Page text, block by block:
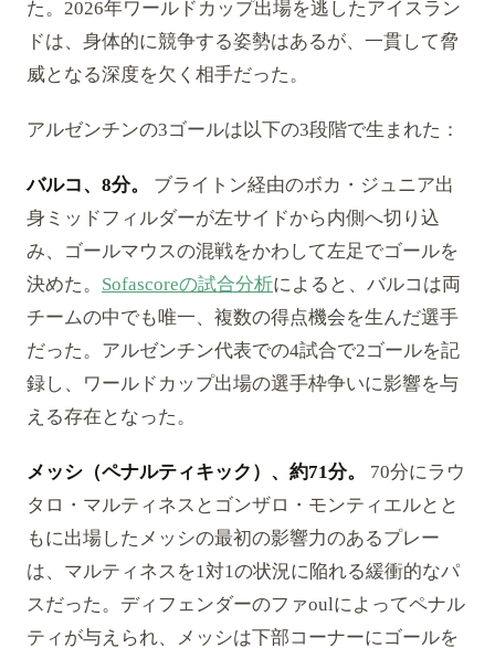
た。2026年ワールドカップ出場を逃したアイスラン
ドは、身体的に競争する姿勢はあるが、一貫して脅
威となる深度を欠く相手だった。
アルゼンチンの3ゴールは以下の3段階で生まれた：
バルコ、8分。
ブライトン経由のボカ・ジュニア出
身ミッドフィルダーが左サイドから内側へ切り込
み、ゴールマウスの混戦をかわして左足でゴールを
決めた。 Sofascoreの試合分析によると、バルコは両
チームの中でも唯一、複数の得点機会を生んだ選手
だった。アルゼンチン代表での4試合で2ゴールを記
録し、ワールドカップ出場の選手枠争いに影響を与
える存在となった。
メッシ（ペナルティキック）、約71分。
70分にラウ
タロ・マルティネスとゴンザロ・モンティエルとと
もに出場したメッシの最初の影響力のあるプレー
は、マルティネスを1対1の状況に陥れる緩衝的なパ
スだった。ディフェンダーのファoulによってペナル
ティが与えられ、メッシは下部コーナーにゴールを